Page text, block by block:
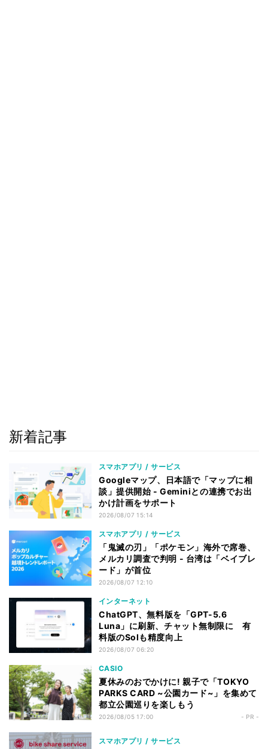
新着記事
スマホアプリ / サービス
Googleマップ、日本語で「マップに相
談」提供開始 - Geminiとの連携でお出
かけ計画をサポート
2026/08/07 15:14
スマホアプリ / サービス
「鬼滅の刃」「ポケモン」海外で席巻、
メルカリ調査で判明 - 台湾は「ベイブレ
ード」が首位
2026/08/07 12:10
インターネット
ChatGPT、無料版を「GPT-5.6
Luna」に刷新、チャット無制限に 有
料版のSolも精度向上
2026/08/07 06:20
CASIO
夏休みのおでかけに! 親子で「TOKYO
PARKS CARD ~公園カード~」を集めて
都立公園巡りを楽しもう
2026/08/05 17:00 - PR -
スマホアプリ / サービス